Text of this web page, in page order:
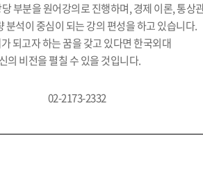
부분을 원어강의로 진행하며, 경제 이론, 통상
분석이 중심이 되는 강의 편성을 하고 있습니다.
되고자 하는 꿈을 갖고 있다면 한국외대
의 비전을 펼칠 수 있을 것입니다.
02-2173-2332